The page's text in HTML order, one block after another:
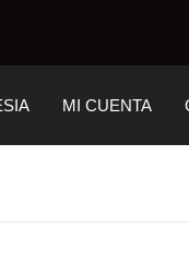
MI CUENTA